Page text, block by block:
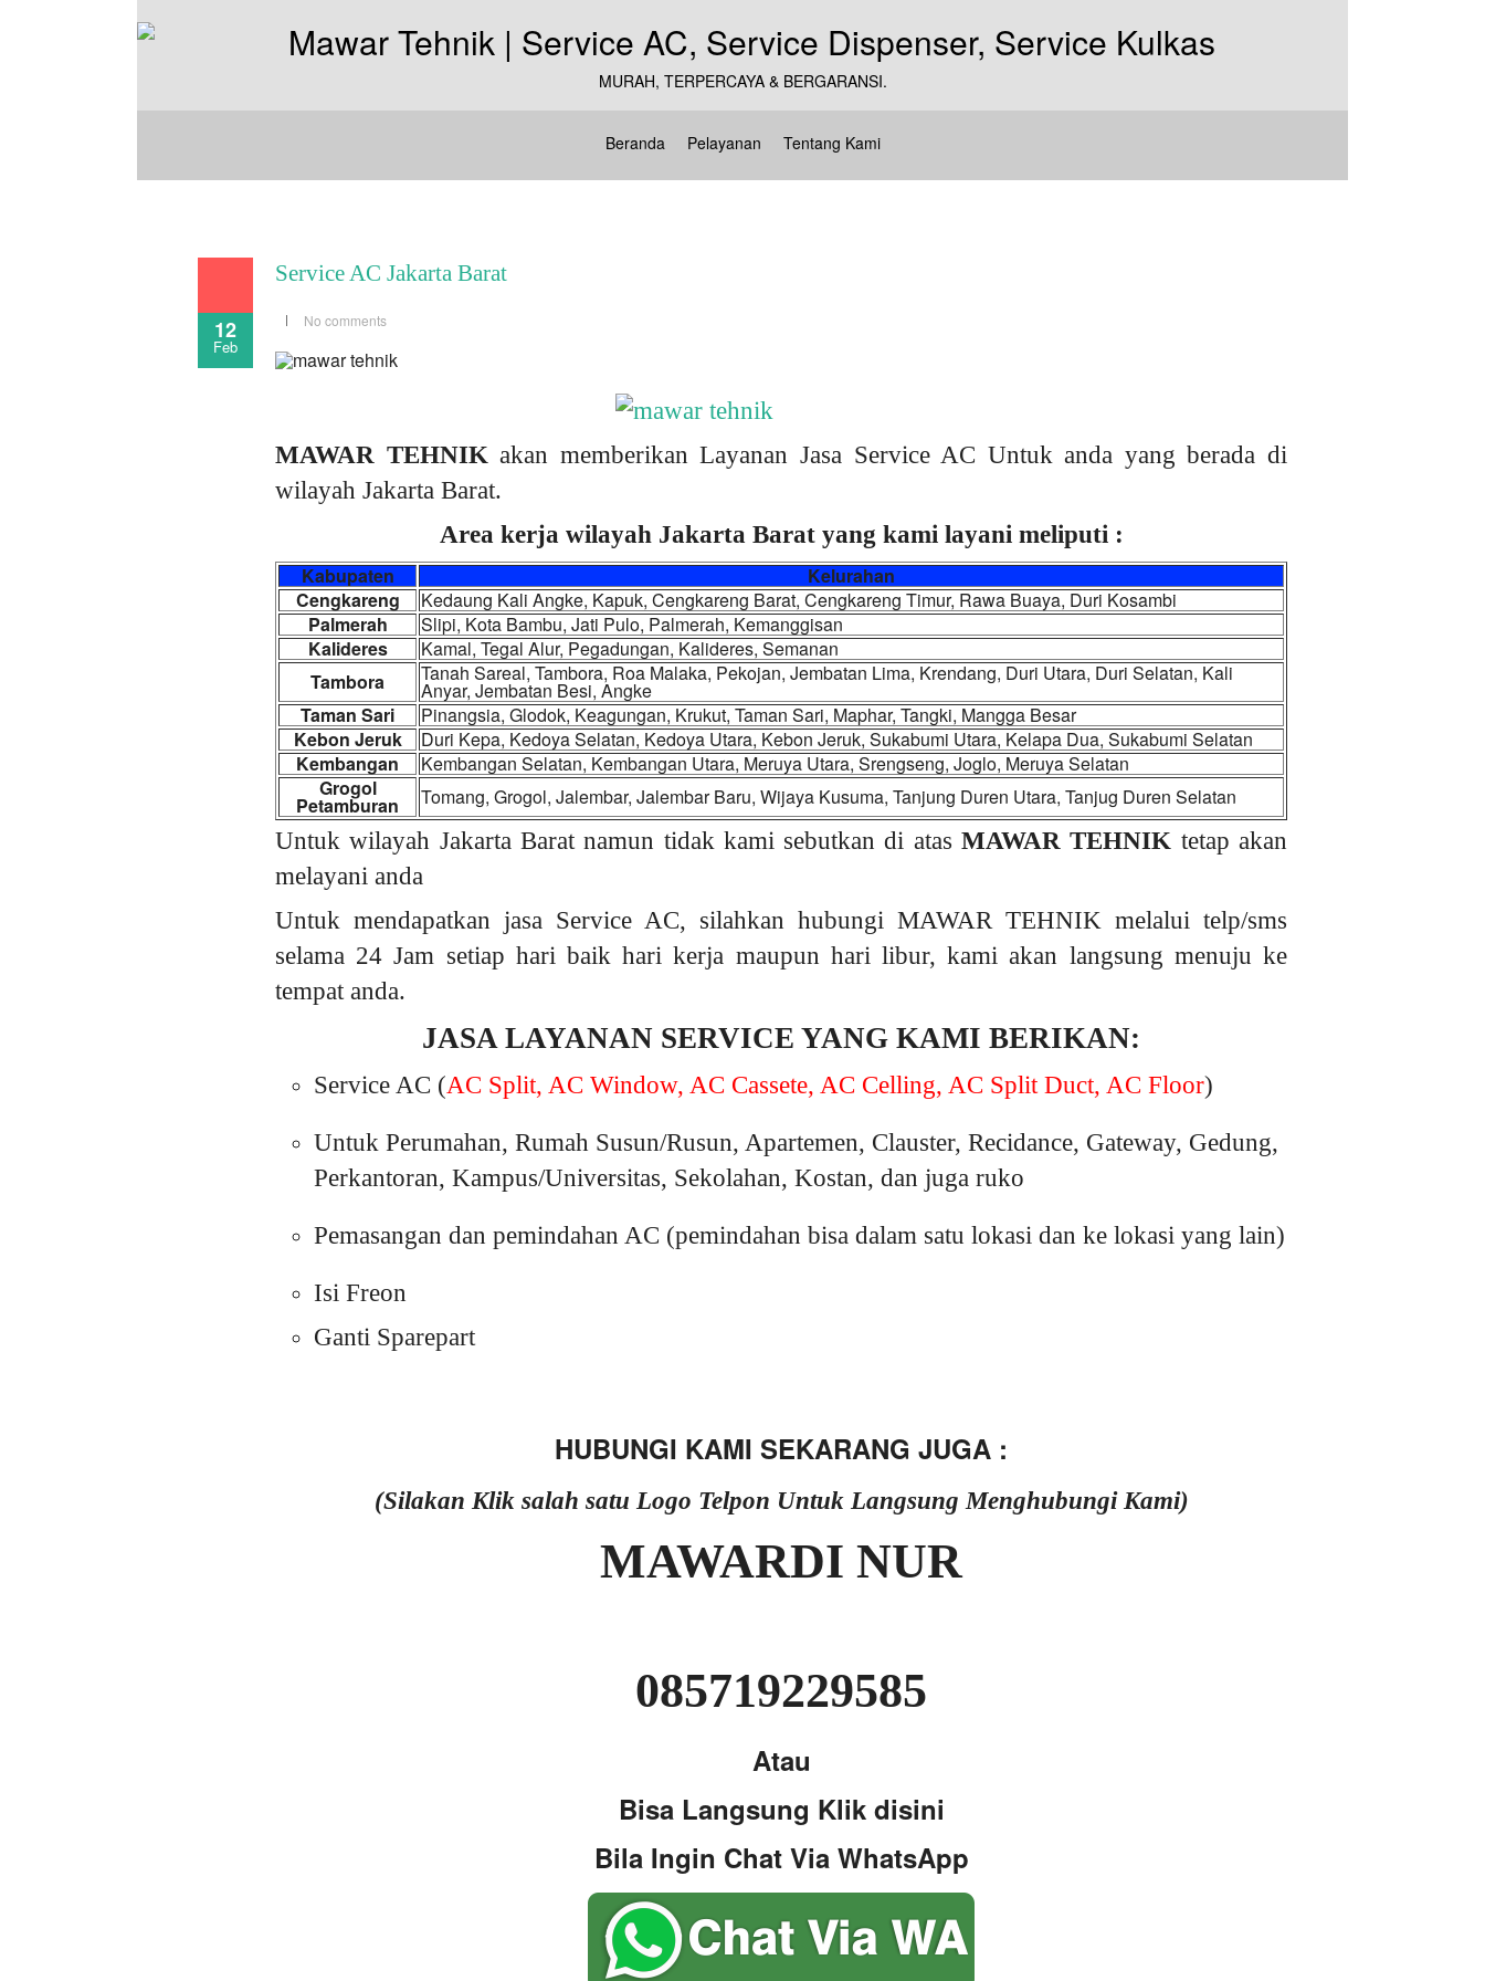
MURAH, TERPERCAYA & BERGARANSI.
Beranda Pelayanan Tentang Kami
12
Feb
Service AC Jakarta Barat
No comments
MAWAR TEHNIKakan memberikan Layanan Jasa Service AC Untuk anda yang berada di
wilayah Jakarta Barat.
Area kerja wilayah Jakarta Barat yang kami layani meliputi :
Kabupaten
Kelurahan
Cengkareng
Kedaung Kali Angke, Kapuk, Cengkareng Barat, Cengkareng Timur, Rawa Buaya, Duri Kosambi
Palmerah
Slipi, Kota Bambu, Jati Pulo, Palmerah, Kemanggisan
Kalideres
Kamal, Tegal Alur, Pegadungan, Kalideres, Semanan
Tambora
Tanah Sareal, Tambora, Roa Malaka, Pekojan, Jembatan Lima, Krendang, Duri Utara, Duri Selatan, Kali
Anyar, Jembatan Besi, Angke
Taman Sari
Pinangsia, Glodok, Keagungan, Krukut, Taman Sari, Maphar, Tangki, Mangga Besar
Kebon Jeruk
Duri Kepa, Kedoya Selatan, Kedoya Utara, Kebon Jeruk, Sukabumi Utara, Kelapa Dua, Sukabumi Selatan
Kembangan
Kembangan Selatan, Kembangan Utara, Meruya Utara, Srengseng, Joglo, Meruya Selatan
Grogol
Petamburan Tomang, Grogol, Jalembar, Jalembar Baru, Wijaya Kusuma, Tanjung Duren Utara, Tanjug Duren Selatan
Untuk wilayah Jakarta Barat namun tidak kami sebutkan di atasMAWAR TEHNIK tetap akan
melayani anda
Untuk mendapatkan jasa Service AC, silahkan hubungi MAWAR TEHNIK melalui telp/sms
selama 24 Jam setiap hari baik hari kerja maupun hari libur, kami akan langsung menuju ke
tempat anda.
JASA LAYANAN SERVICE YANG KAMI BERIKAN:
Service AC (AC Split, AC Window, AC Cassete, AC Celling, AC Split Duct, AC Floor)
Untuk Perumahan, Rumah Susun/Rusun, Apartemen, Clauster, Recidance, Gateway, Gedung,
Perkantoran, Kampus/Universitas, Sekolahan, Kostan, dan juga ruko
Pemasangan dan pemindahan AC (pemindahan bisa dalam satu lokasi dan ke lokasi yang lain)
Isi Freon
Ganti Sparepart
HUBUNGI KAMI SEKARANG JUGA :
(Silakan Klik salah satu Logo Telpon Untuk Langsung Menghubungi Kami)
MAWARDI NUR
085719229585
Atau
Bisa Langsung Klik disini
Bila Ingin Chat Via WhatsApp